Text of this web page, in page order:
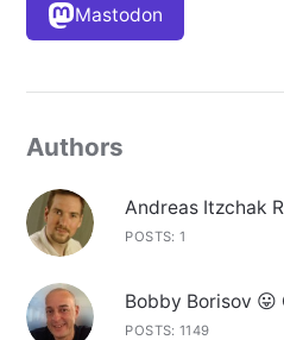
Mastodon
Authors
Andreas Itzchak
POSTS: 1
Bobby Borisov 😛
POSTS: 1149